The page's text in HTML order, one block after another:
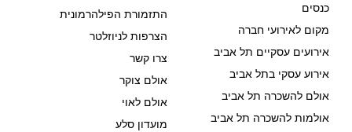
התזמורת הפילהרמונית
הצרפות לניוזלטר
צרו קשר
אולם צוקר
אולם לאוי
מועדון סלע
כנסים
מקום לאירועי חברה
אירועים עסקיים תל אביב
אירוע עסקי בתל אביב
אולם להשכרה תל אביב
אולמות להשכרה תל אביב